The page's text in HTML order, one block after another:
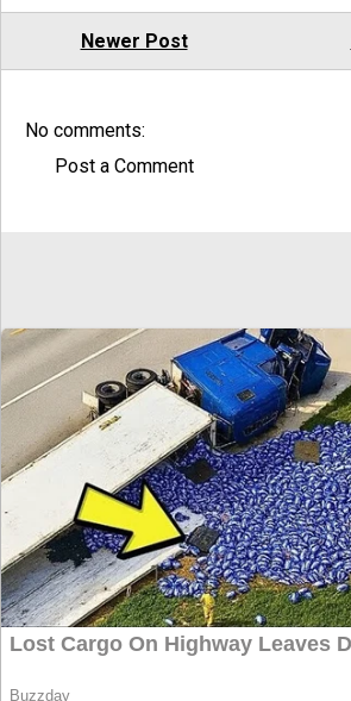
Newer Post
No comments:
Post a Comment